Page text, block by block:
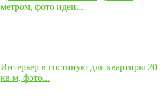
метром, фото идеи...
Интерьер в гостиную для квартиры 20
кв м, фото...